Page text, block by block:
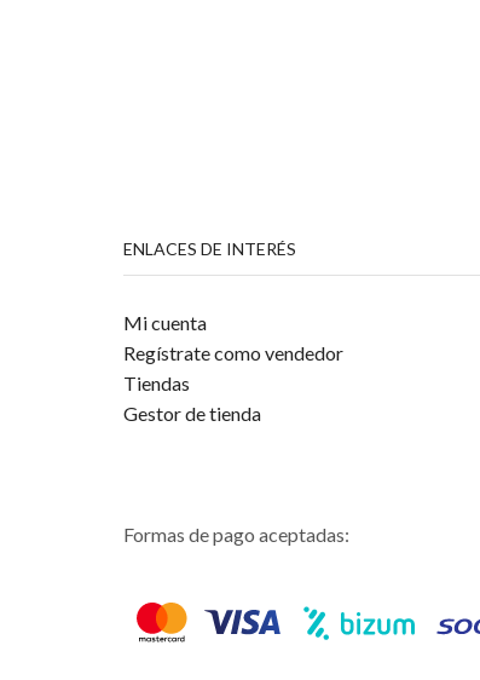
ENLACES DE INTERÉS
Mi cuenta
Regístrate como vendedor
Tiendas
Gestor de tienda
Formas de pago aceptadas: